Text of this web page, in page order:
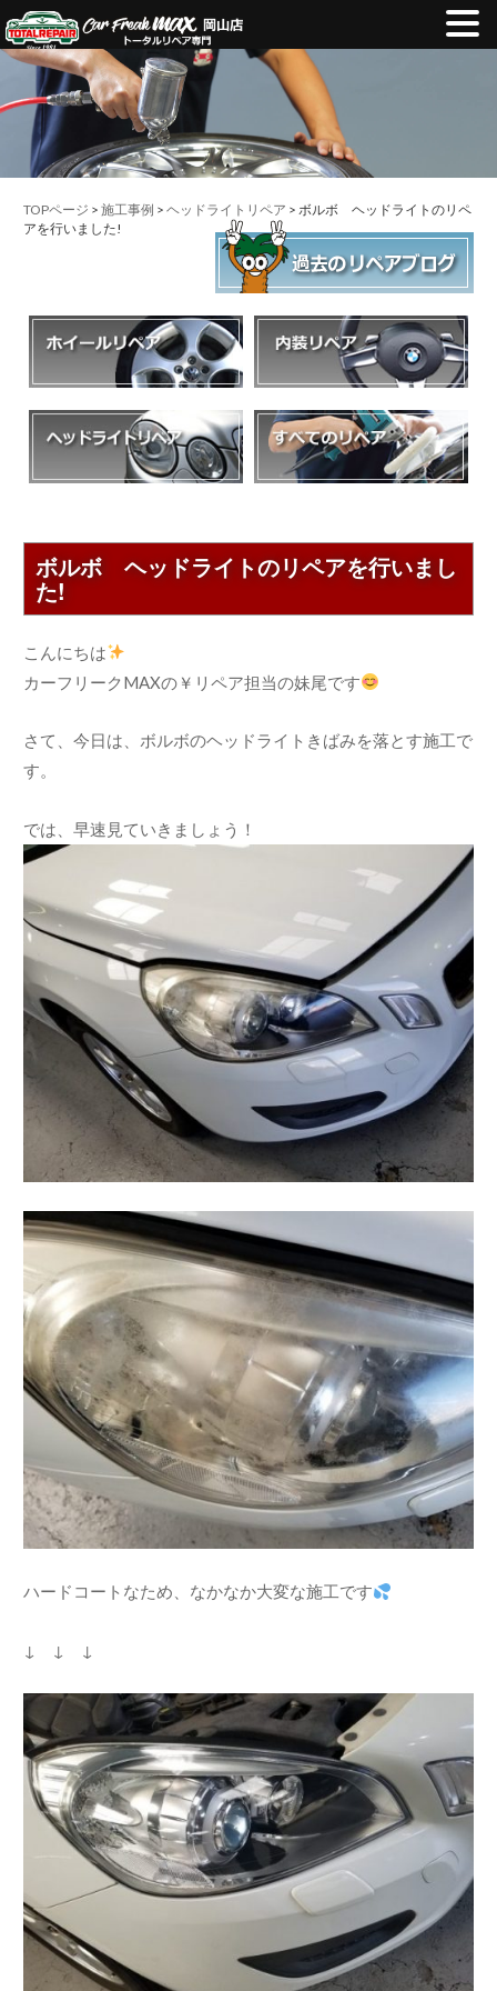
TOPページ >施工事例 >ヘッドライトリペア > ボルボ ヘッドライトのリペ
アを行いました!
ボルボ ヘッドライトのリペアを行いまし
た!
こんにちは
カーフリークMAXの￥リペア担当の妹尾です
さて、今日は、ボルボのヘッドライトきばみを落とす施工で
す。
では、早速見ていきましょう！
ハードコートなため、なかなか大変な施工です
↓ ↓ ↓